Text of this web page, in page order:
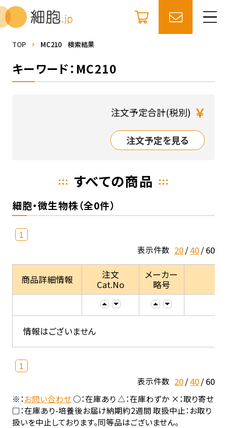
TOP MC210 検索結果
キーワード：MC210
注文予定合計(税別) ￥
注文予定を見る
すべての商品
細胞・微生物株（全0件）
1
表示件数 20 40 60
商品詳細情報
注文
Cat.No
メーカー
略号
情報はございません
1
表示件数 20 40 60
※：お問い合わせ○：在庫あり △：在庫わずか ×：取り寄せ
□：在庫あり-培養後お届け納期約2週間 取扱中止：お取り
扱いを中止しております。同等品はございません。